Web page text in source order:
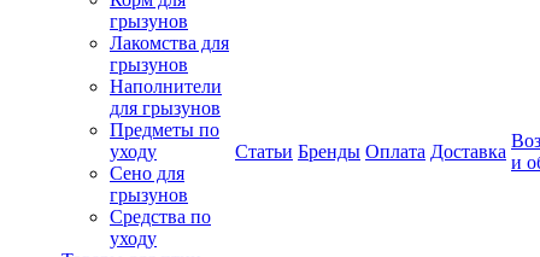
грызунов
Лакомства для
грызунов
Наполнители
для грызунов
Предметы по
уходу
Сено для
грызунов
Средства по
уходу
Статьи Бренды Оплата Доставка
и